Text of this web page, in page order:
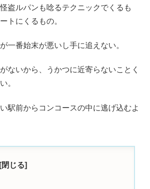
盗ルパンも唸るテクニックでくるも
トにくるもの。
一番始末が悪いし手に追えない。
ないから、うかつに近寄らないことく
。
駅前からコンコースの中に逃げ込むよ